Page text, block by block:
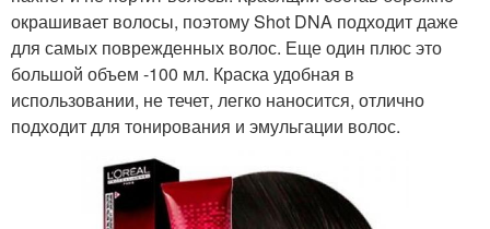
окрашивает волосы, поэтому Shot DNA подходит даже
для самых поврежденных волос. Еще один плюс это
большой объем -100 мл. Краска удобная в
использовании, не течет, легко наносится, отлично
подходит для тонирования и эмульгации волос.